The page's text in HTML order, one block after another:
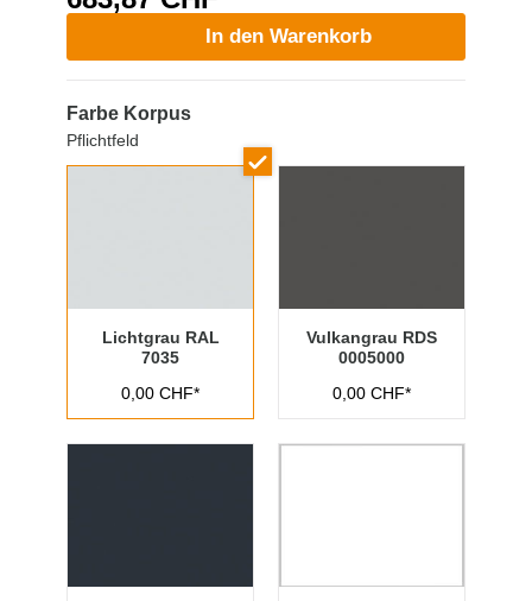
In den Warenkorb
Farbe Korpus
Pflichtfeld
Lichtgrau RAL
7035
0,00 CHF*
Vulkangrau RDS
0005000
0,00 CHF*